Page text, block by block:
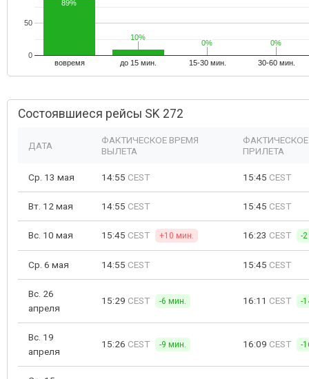
вовремя до 15 мин. 15-30 мин. 30-60 мин.
0
50
89%
10%
10%
0%
0% 0%
0%
Состоявшиеся рейсы SK 272
ДАТА
ФАКТИЧЕСКОЕ ВРЕМЯ
ВЫЛЕТА
ПРИЛЕТА
Ср. 13 мая 14:55 CEST 15:45 CEST
Вт. 12 мая 14:55 CEST 15:45 CEST
Вс. 10 мая 15:45 CEST +10 мин. 16:23 CEST -
Ср. 6 мая 14:55 CEST 15:45 CEST
Вс. 26
апреля
15:29 CEST -6 мин. 16:11 CEST -
Вс. 19
апреля
15:26 CEST -9 мин. 16:09 CEST -